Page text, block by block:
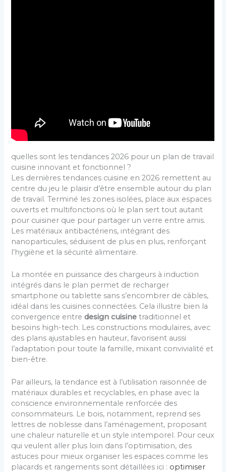
quelles sont les tendances 2026 pour un plan de travail
cuisine innovant et fonctionnel ?
Les dernières tendances cuisine en 2026 remettent au
centre du jeu le plaisir d’être ensemble autour du plan
de travail. Terminé les zones isolées, place aux espaces
ouverts et multifonctions où le plan sert tout autant
pour cuisiner que pour partager un verre entre amis.
Les matériaux antibactériens, intégrant des
nanoparticules, séduisent de plus en plus, renforçant
l’hygiène et la sécurité alimentaire.
La montée en puissance des chargeurs à induction
intégrés dans le plan permet de recharger
smartphone ou tablette sans s’encombrer de câbles,
idéal dans les cuisines connectées. Cela illustre bien la
convergence entredesign cuisine traditionnel et
besoins high-tech. Les constructions modulaires, avec
des plans ajustables en hauteur, favorisent aussi
l’adaptation pour toute la famille, mixant convivialité et
bien-être.
Par ailleurs, la tendance est à l’utilisation raisonnée de
matériaux durables et recyclables, en phase avec la
conscience environnementale renforcée des
consommateurs. Le bois, notamment, reprend ses
lettres de noblesse dans l’aménagement, proposant
une chaleur naturelle et un style intemporel. Pour ceux
qui veulent aller plus loin dans l’optimisation, des
astuces pour mieux organiser les espaces comme les
placards et rangements sont détaillées ici : optimiser